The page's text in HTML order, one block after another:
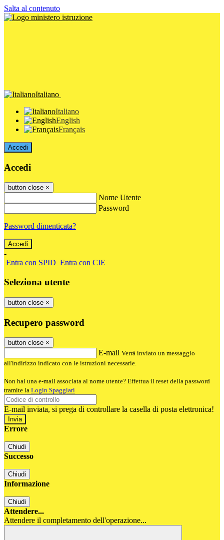
Salta al contenuto
Italiano
Italiano
English
Français
Accedi
Accedi
button close ×
Nome Utente
Password
Password dimenticata?
-
Entra con SPID Entra con CIE
Seleziona utente
button close ×
Recupero password
button close ×
E-mail Verrà inviato un messaggio
all'indirizzo indicato con le istruzioni necessarie.
Non hai una e-mail associata al nome utente? Effettua il reset della password
tramite la Login Spaggiari
E-mail inviata, si prega di controllare la casella di posta elettronica!
Errore
Chiudi
Successo
Chiudi
Informazione
Chiudi
Attendere...
Attendere il completamento dell'operazione...